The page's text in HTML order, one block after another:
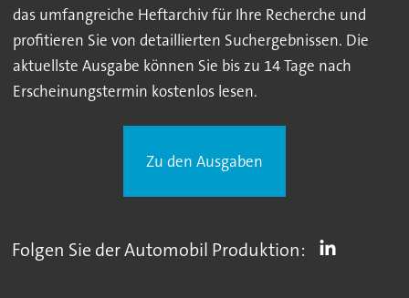
das umfangreiche Heftarchiv für Ihre Recherche und
profitieren Sie von detaillierten Suchergebnissen. Die
aktuellste Ausgabe können Sie bis zu 14 Tage nach
Erscheinungstermin kostenlos lesen.
Zu den Ausgaben
Folgen Sie der Automobil Produktion: